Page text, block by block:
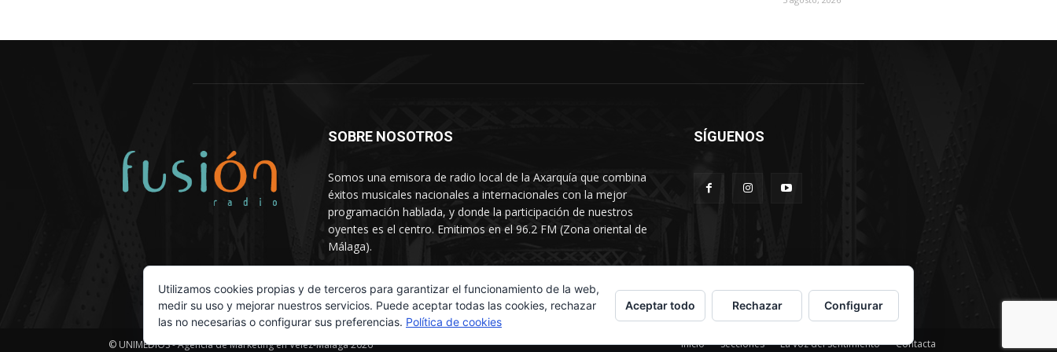
SOBRE NOSOTROS
Somos una emisora de radio local de la Axarquía que combina
éxitos musicales nacionales a internacionales con la mejor
programación hablada, y donde la participación de nuestros
oyentes es el centro. Emitimos en el 96.2 FM (Zona oriental de
Málaga).
SÍGUENOS
© UNIMEDIOS - Agencia de Marketing en Vélez-Málaga 2026 Inicio Secciones La voz del sentimiento Contacta
Utilizamos cookies propias y de terceros para garantizar el funcionamiento de la web,
medir su uso y mejorar nuestros servicios. Puede aceptar todas las cookies, rechazar
las no necesarias o configurar sus preferencias. Política de cookies
Aceptar todo Rechazar Configurar